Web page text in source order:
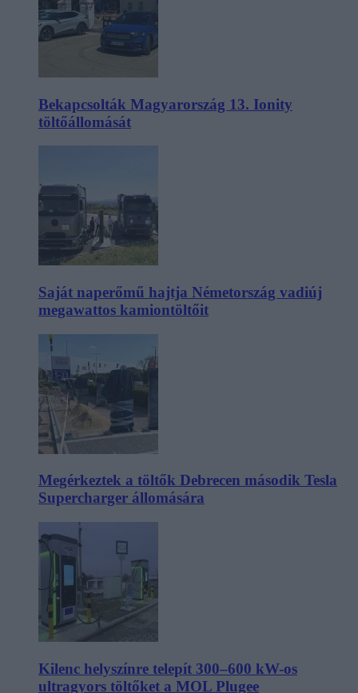
Bekapcsolták Magyarország 13. Ionity
töltőállomását
Saját naperőmű hajtja Németország vadiúj
megawattos kamiontöltőit
Megérkeztek a töltők Debrecen második Tesla
Supercharger állomására
Kilenc helyszínre telepít 300–600 kW-os
ultragyors töltőket a MOL Plugee